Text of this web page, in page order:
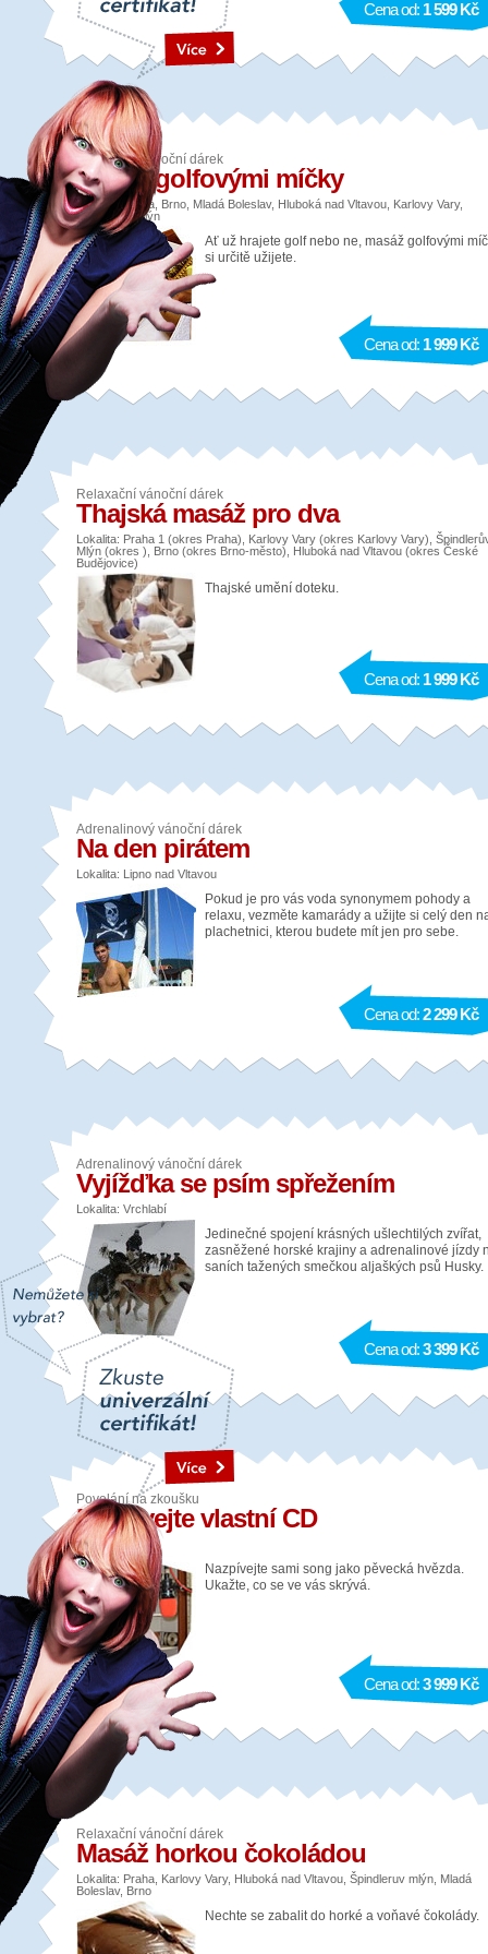
Cena od: 1 599 Kč
Relaxační vánoční dárek
Masáž golfovými míčky
Lokalita: Praha, Brno, Mladá Boleslav, Hluboká nad Vltavou, Karlovy Vary,
Špindlerův Mlýn
Ať už hrajete golf nebo ne, masáž golfovými
si určitě užijete.
Cena od: 1 999 Kč
Relaxační vánoční dárek
Thajská masáž pro dva
Lokalita: Praha 1 (okres Praha), Karlovy Vary (okres Karlovy Vary),
Mlýn (okres ), Brno (okres Brno-město), Hluboká nad Vltavou (okres České
Budějovice)
Thajské umění doteku.
Cena od: 1 999 Kč
Adrenalinový vánoční dárek
Na den pirátem
Lokalita: Lipno nad Vltavou
Pokud je pro vás voda synonymem pohody a
relaxu, vezměte kamarády a užijte si celý den
plachetnici, kterou budete mít jen pro sebe.
Cena od:2 299 Kč
Adrenalinový vánoční dárek
Vyjížďka se psím spřežením
Lokalita: Vrchlabí
Jedinečné spojení krásných ušlechtilých zvířat,
zasněžené horské krajiny a adrenalinové jízdy
saních tažených smečkou aljaškých psů Husky.
Cena od:3 399 Kč
Povolání na zkoušku
Nazpívejte vlastní CD
Lokalita: Praha
Nazpívejte sami song jako pěvecká hvězda.
Ukažte, co se ve vás skrývá.
Cena od:3 999 Kč
Relaxační vánoční dárek
Masáž horkou čokoládou
Lokalita: Praha, Karlovy Vary, Hluboká nad Vltavou, Špindleruv mlýn, Mladá
Boleslav, Brno
Nechte se zabalit do horké a voňavé čokolády.